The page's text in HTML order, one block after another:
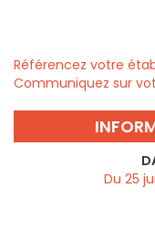
Référencez votre
Communiquez sur
Du 25